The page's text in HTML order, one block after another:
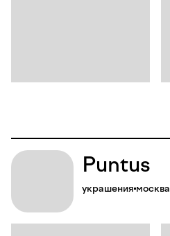
Puntus
украшения москва